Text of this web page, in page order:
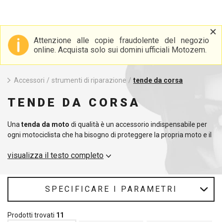
Attenzione alle copie fraudolente del negozio
online. Acquista solo sui domini ufficiali Motozem.
Accessori / strumenti di riparazione / tende da corsa
TENDE DA CORSA
Una tenda da moto di qualità è un accessorio indispensabile per
ogni motociclista che ha bisogno di proteggere la propria moto e il
lunghe. Nella nostra gamma troverete
tende da motosono realizzate con materiali resistenti e sono
facili da montare e trasportare. Una scelta popolare è la
tenda da
Grazie a una costruzione di qualità e a una superficie
visualizza il testo completo
SPECIFICARE I PARAMETRI
Prodotti trovati 11